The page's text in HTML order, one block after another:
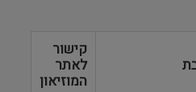
קישור
לאתר
המוזיאון